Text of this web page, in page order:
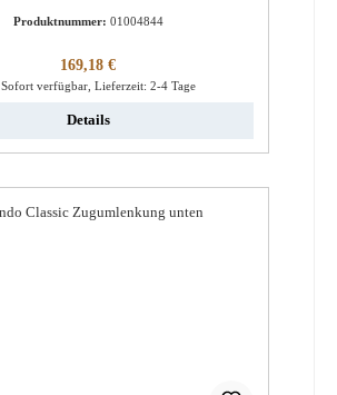
Produktnummer: 01004844
Regulärer Preis:
169,18 €
Sofort verfügbar, Lieferzeit: 2-4 Tage
Details